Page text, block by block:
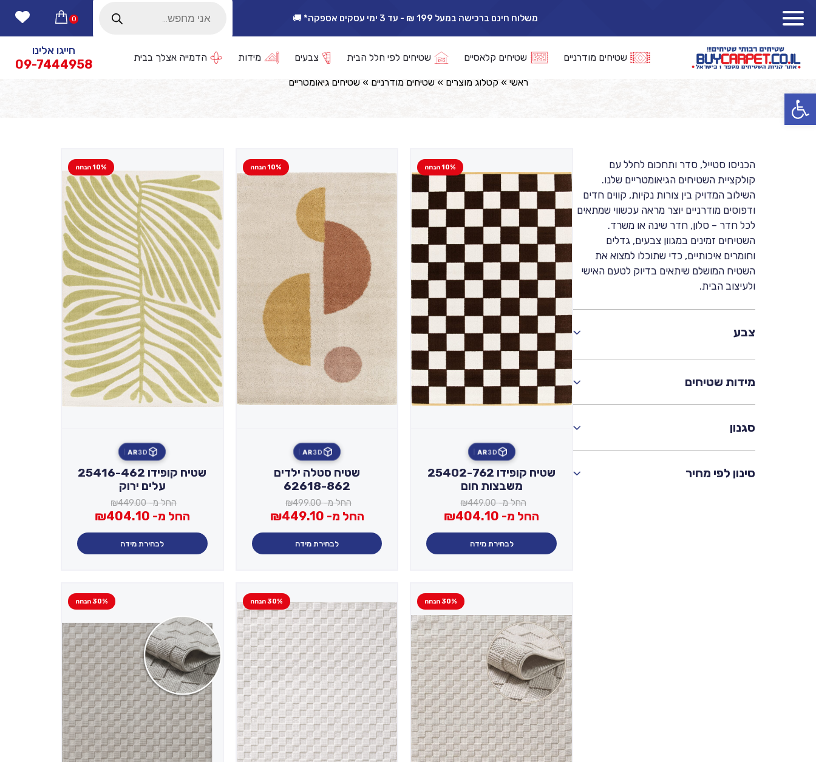
פתח סרגל נגישות
אפשרות החזרה/החלפה עד 14 ימי עסקים 🔁
search
0
שטיחים מודרניים שטיחים קלאסיים שטיחים לפי חלל הבית צבעים מידות הדמייה אצלך בבית
חייגו אלינו
09-7444958 שטיחים גיאומטריים
ראשי »קטלוג מוצרים »שטיחים מודרניים »שטיחים גיאומטריים
הכניסו סטייל, סדר ותחכום לחלל עם
קולקציית השטיחים הגיאומטריים שלנו.
השילוב המדויק בין צורות נקיות, קווים חדים
ודפוסים מודרניים יוצר מראה עכשווי שמתאים
לכל חדר – סלון, חדר שינה או משרד.
השטיחים זמינים במגוון צבעים, גדלים
וחומרים איכותיים, כדי שתוכלו למצוא את
השטיח המושלם שיתאים בדיוק לטעם האישי
ולעיצוב הבית.
צבע
מידות שטיחים
סגנון
סינון לפי מחיר
10% הנחה
3D
AR
שטיח קופידו 25402-762
משבצות חום
החל מ- ₪449.00
החל מ- ₪404.10
לבחירת מידה
10% הנחה
3D
AR
שטיח סטלה ילדים
62618-862
החל מ- ₪499.00
החל מ- ₪449.10
לבחירת מידה
10% הנחה
3D
AR
שטיח קופידו 25416-462
עלים ירוק
החל מ- ₪449.00
החל מ- ₪404.10
לבחירת מידה
30% הנחה 30% הנחה 30% הנחה